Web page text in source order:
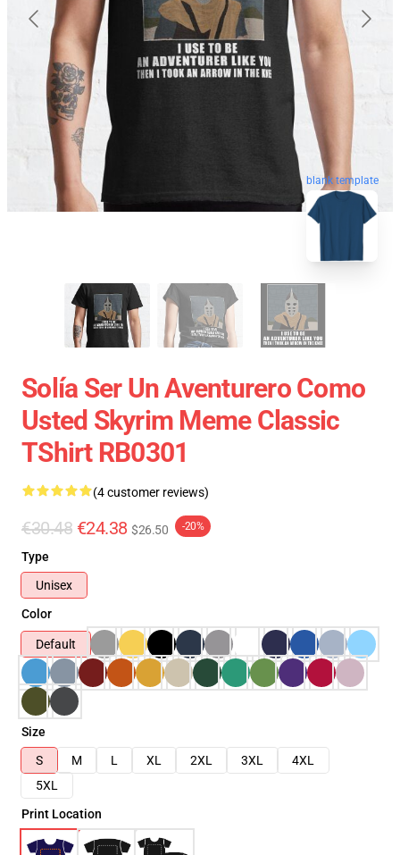
blank template
Solía Ser Un Aventurero Como
Usted Skyrim Meme Classic
TShirt RB0301
(4 customer reviews)
€30.48 €24.38 $26.50 -20%
Type
Unisex
Color
Default
Size
S
M L XL 2XL 3XL
4XL
5XL
Print Location